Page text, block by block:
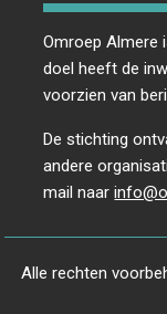
Omroep Almere
doel heeft de
voorzien van
De stichting
andere
mail naar
Alle rechten